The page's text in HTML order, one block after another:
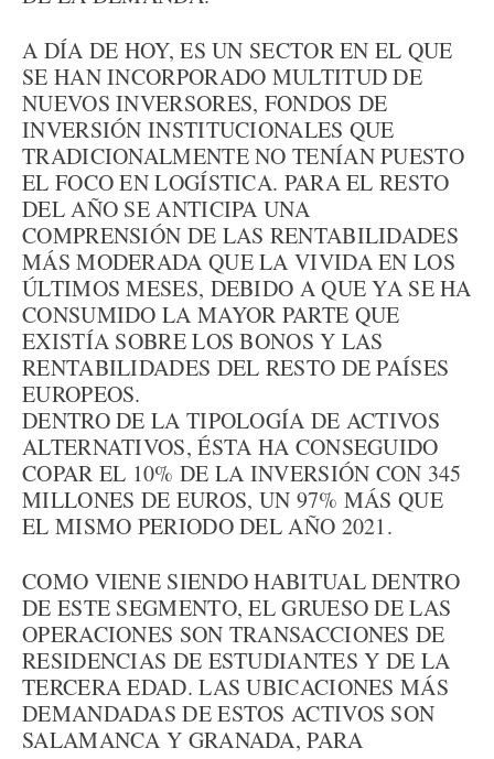
A DÍA DE HOY, ES UN SECTOR EN EL QUE
SE HAN INCORPORADO MULTITUD DE
NUEVOS INVERSORES, FONDOS DE
INVERSIÓN INSTITUCIONALES QUE
TRADICIONALMENTE NO TENÍAN PUESTO
EL FOCO EN LOGÍSTICA. PARA EL RESTO
DEL AÑO SE ANTICIPA UNA
COMPRENSIÓN DE LAS RENTABILIDADES
MÁS MODERADA QUE LA VIVIDA EN LOS
ÚLTIMOS MESES, DEBIDO A QUE YA SE HA
CONSUMIDO LA MAYOR PARTE QUE
EXISTÍA SOBRE LOS BONOS Y LAS
RENTABILIDADES DEL RESTO DE PAÍSES
EUROPEOS.
DENTRO DE LA TIPOLOGÍA DE ACTIVOS
ALTERNATIVOS, ÉSTA HA CONSEGUIDO
COPAR EL 10% DE LA INVERSIÓN CON 345
MILLONES DE EUROS, UN 97% MÁS QUE
EL MISMO PERIODO DEL AÑO 2021.
COMO VIENE SIENDO HABITUAL DENTRO
DE ESTE SEGMENTO, EL GRUESO DE LAS
OPERACIONES SON TRANSACCIONES DE
RESIDENCIAS DE ESTUDIANTES Y DE LA
TERCERA EDAD. LAS UBICACIONES MÁS
DEMANDADAS DE ESTOS ACTIVOS SON
SALAMANCA Y GRANADA, PARA